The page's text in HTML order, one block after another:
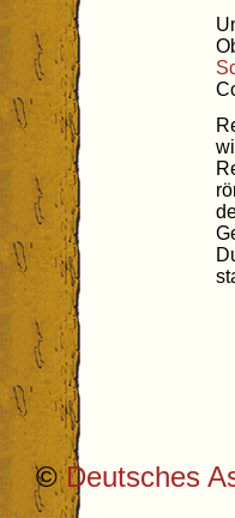
©Deutsches